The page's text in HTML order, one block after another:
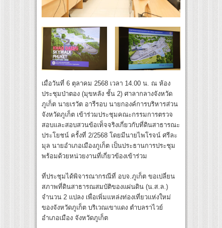
เมื่อวันที่ 6 ตุลาคม 2568 เวลา 14.00 น. ณ ห้อง
ประชุมป่าตอง (มุขหลัง ชั้น 2) ศาลากลางจังหวัด
ภูเก็ต นายเรวัต อารีรอบ นายกองค์การบริหารส่วน
จังหวัดภูเก็ต เข้าร่วมประชุมคณะกรรมการตรวจ
สอบและสอบสวนข้อเท็จจริงเกี่ยวกับที่ดินสาธารณะ
ประโยชน์ ครั้งที่ 2/2568 โดยมีนายไพโรจน์ ศรีละ
มุล นายอำเภอเมืองภูเก็ต เป็นประธานการประชุม
พร้อมด้วยหน่วยงานที่เกี่ยวข้องเข้าร่วม
ที่ประชุมได้พิจารณากรณีที่ อบจ.ภูเก็ต ขอเปลี่ยน
สภาพที่ดินสาธารณสมบัติของแผ่นดิน (น.ส.ล.)
จำนวน 2 แปลง เพื่อเพิ่มแหล่งท่องเที่ยวแห่งใหม่
ของจังหวัดภูเก็ต บริเวณเขาแดง ตำบลราไวย์
อำเภอเมือง จังหวัดภูเก็ต